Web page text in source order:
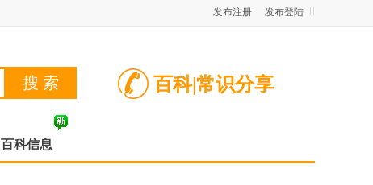
发布登陆
发布注册
百科|常识分享
百科信息